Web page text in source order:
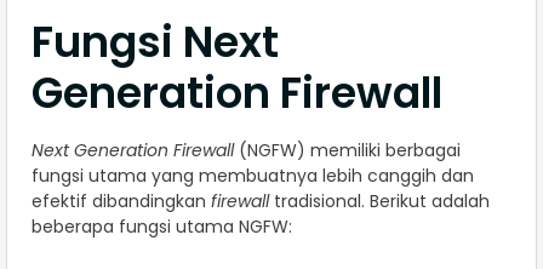
Fungsi Next
Generation Firewall
Next Generation Firewall(NGFW) memiliki berbagai
fungsi utama yang membuatnya lebih canggih dan
efektif dibandingkan firewalltradisional. Berikut adalah
beberapa fungsi utama NGFW: